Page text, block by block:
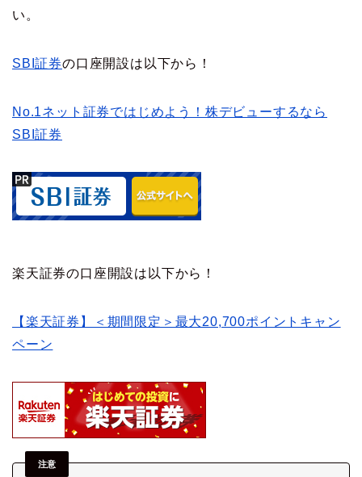
い。
SBI証券の口座開設は以下から！
No.1ネット証券ではじめよう！株デビューするなら
SBI証券
楽天証券の口座開設は以下から！
【楽天証券】＜期間限定＞最大20,700ポイントキャン
ペーン
注意